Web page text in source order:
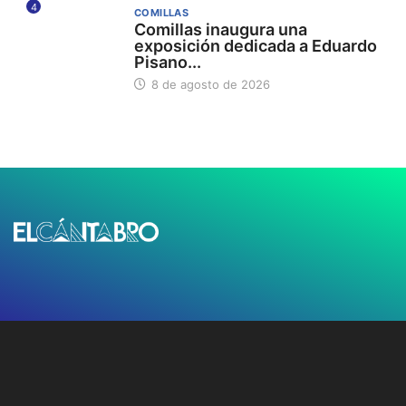
4 COMILLAS
Comillas inaugura una
exposición dedicada a Eduardo
Pisano...
8 de agosto de 2026